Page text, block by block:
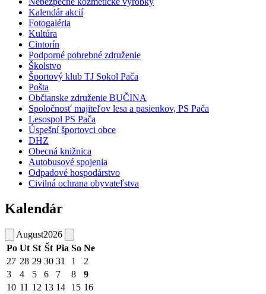
Kalendár akcií
Fotogaléria
Kultúra
Cintorín
Podporné pohrebné združenie
Školstvo
Športový klub TJ Sokol Pača
Pošta
Občianske združenie BUČINA
Spoločnosť majiteľov lesa a pasienkov, PS Pača
Lesospol PS Pača
Úspešní športovci obce
DHZ
Obecná knižnica
Autobusové spojenia
Odpadové hospodárstvo
Civilná ochrana obyvateľstva
Kalendár
August2026
Po Ut St Št Pia So Ne
27 28 29 30 31 1
2
3
4 5 6 7 8
9
10 11 12 13 14 15 16